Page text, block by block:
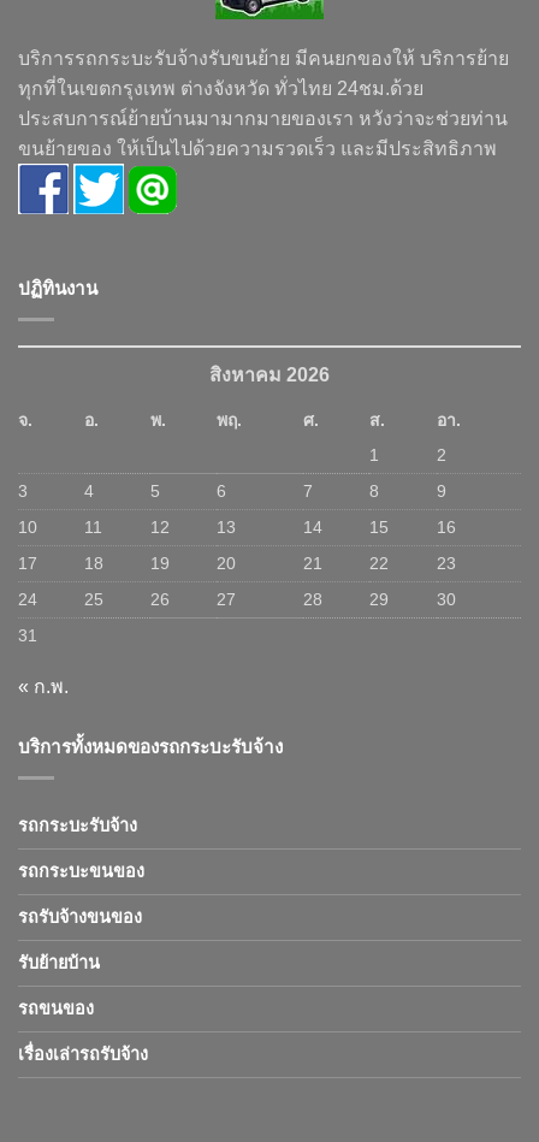
บริการรถกระบะรับจ้างรับขนย้าย มีคนยกของให้ บริการย้าย
ทุกที่ในเขตกรุงเทพ ต่างจังหวัด ทั่วไทย 24ชม.ด้วย
ประสบการณ์ย้ายบ้านมามากมายของเรา หวังว่าจะช่วยท่าน
ขนย้ายของ ให้เป็นไปด้วยความรวดเร็ว และมีประสิทธิภาพ
ปฏิทินงาน
สิงหาคม 2026
จ. อ. พ. พฤ. ศ. ส.
อา.
1
2
3
4 5 6 7 8
9
10
11 12 13 14 15
16
17
18 19 20 21 22
23
24
25 26 27 28 29
30
31
« ก.พ.
บริการทั้งหมดของรถกระบะรับจ้าง
รถกระบะรับจ้าง
รถกระบะขนของ
รถรับจ้างขนของ
รับย้ายบ้าน
รถขนของ
เรื่องเล่ารถรับจ้าง